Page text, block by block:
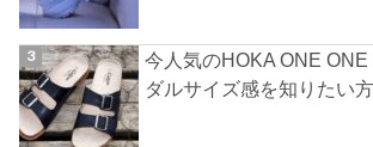
今人気のHOKA ONE
ダルサイズ感を知りたい